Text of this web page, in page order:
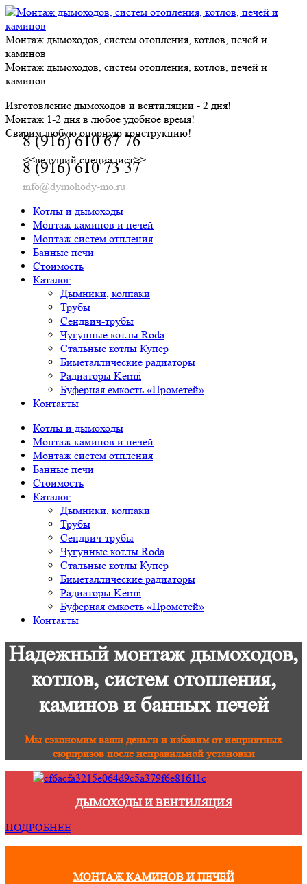
Skip
to
content
Монтаж дымоходов, систем отопления, котлов, печей и
каминов
Монтаж дымоходов, систем отопления, котлов, печей и
каминов
Изготовление дымоходов и вентиляции - 2 дня!
Монтаж 1-2 дня в любое удобное время!
Сварим любую опорную конструкцию!
8 (916) 610 67 76
<<ведущий специалист>>
8 (916) 610 73 37
info@dymohody-mo.ru
Котлы и дымоходы
Монтаж каминов и печей
Монтаж систем отпления
Банные печи
Стоимость
Каталог
Дымники, колпаки
Трубы
Сендвич-трубы
Чугунные котлы Roda
Стальные котлы Купер
Биметаллические радиаторы
Радиаторы Kermi
Буферная емкость «Прометей»
Контакты
Котлы и дымоходы
Монтаж каминов и печей
Монтаж систем отпления
Банные печи
Стоимость
Каталог
Дымники, колпаки
Трубы
Сендвич-трубы
Чугунные котлы Roda
Стальные котлы Купер
Биметаллические радиаторы
Радиаторы Kermi
Буферная емкость «Прометей»
Контакты
Надежный монтаж дымоходов,
котлов, систем отопления,
каминов и банных печей
Мы сэкономим ваши деньги и избавим от неприятных
сюрпризов после неправильной установки
ДЫМОХОДЫ И ВЕНТИЛЯЦИЯ
ПОДРОБНЕЕ
МОНТАЖ КАМИНОВ И ПЕЧЕЙ